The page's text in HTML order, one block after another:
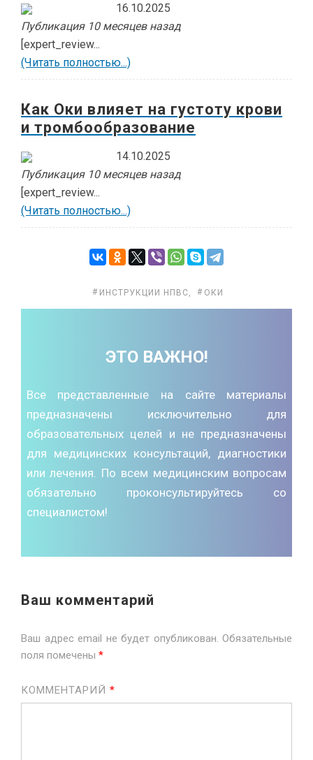
16.10.2025
Публикация 10 месяцев назад
[expert_review...
(Читать полностью...)
Как Оки влияет на густоту крови
и тромбообразование
14.10.2025
Публикация 10 месяцев назад
[expert_review...
(Читать полностью...)
ИНСТРУКЦИИ НПВС, ОКИ
ЭТО ВАЖНО!
Все представленные на сайте материалы
предназначены исключительно для
образовательных целей и не предназначены
для медицинских консультаций, диагностики
или лечения. По всем медицинским вопросам
обязательно проконсультируйтесь со
специалистом!
Ваш комментарий
Ваш адрес email не будет опубликован. Обязательные
поля помечены *
КОММЕНТАРИЙ *